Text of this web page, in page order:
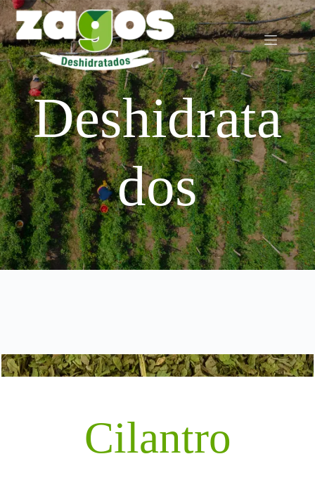
Saltar
al
contenido
Deshidrata
dos
Cilantro